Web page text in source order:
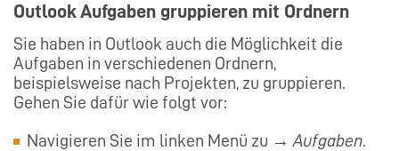
Outlook Aufgaben gruppieren mit Ordnern
Sie haben in Outlook auch die Möglichkeit die
Aufgaben in verschiedenen Ordnern,
beispielsweise nach Projekten, zu gruppieren.
Gehen Sie dafür wie folgt vor:
Navigieren Sie im linken Menü zu → Aufgaben